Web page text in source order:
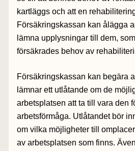
kartläggs och att en
Försäkringskassan kan ålägga
lämna upplysningar till dem,
försäkrades behov av
Försäkringskassan kan begära
lämnar ett utlåtande om de
arbetsplatsen att ta till vara den
arbetsförmåga. Utlåtandet bör
om vilka möjligheter till
av arbetsplatsen som finns.